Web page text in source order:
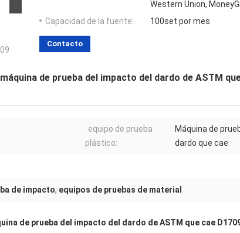
Western Union,
Capacidad de la fuente:
100set por mes
Contacto
de prueba del impacto del dardo de ASTM
equipo de prueba
plástico:
Máquina de
dardo que cae
de impacto, equipos de pruebas de material
de prueba del impacto del dardo de ASTM que cae